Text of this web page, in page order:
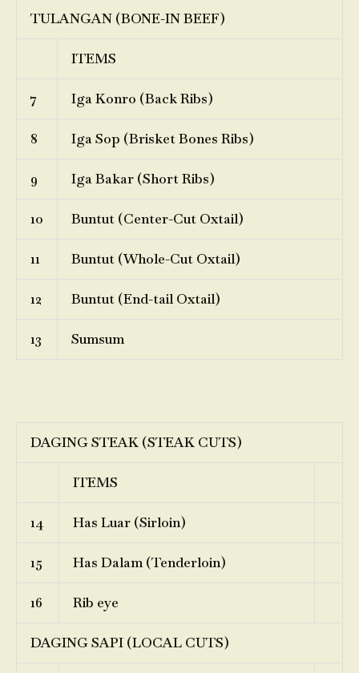
TULANGAN (BONE-IN BEEF)
ITEMS
7 Iga Konro (Back Ribs)
8 Iga Sop (Brisket Bones Ribs)
9 Iga Bakar (Short Ribs)
10 Buntut (Center-Cut Oxtail)
11 Buntut (Whole-Cut Oxtail)
12 Buntut (End-tail Oxtail)
13 Sumsum
DAGING STEAK (STEAK CUTS)
ITEMS
14 Has Luar (Sirloin)
15 Has Dalam (Tenderloin)
16 Rib eye
DAGING SAPI (LOCAL CUTS)